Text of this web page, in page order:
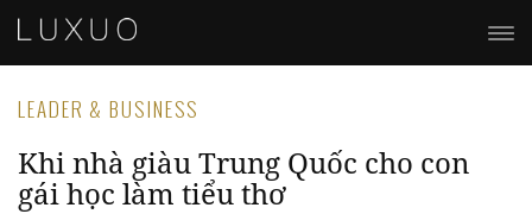
LEADER & BUSINESS
Khi nhà giàu Trung Quốc cho con
gái học làm tiểu thơ